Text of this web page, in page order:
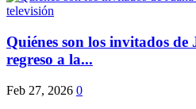
Quiénes son los invitados de
regreso a la...
Feb 27, 2026 0